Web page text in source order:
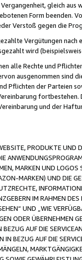
gleich
Form beenden.
Verstoß gegen die
Vergütungen
wird
alle Rechte und
ausgenommen sind
Pflichten der Parteien
und der
PRODUKTE UND
MARKEN UND
MARKEN) UND DIE
IM RAHMEN
UND „WIE
ODER ÜBERNEHMEN
AUF DIE
IN BEZUG AUF DIE